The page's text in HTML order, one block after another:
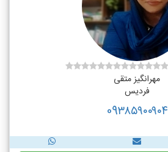
مهرانگیز متقی
فردیس
09۳۸۵۹۰۰۹۰۴